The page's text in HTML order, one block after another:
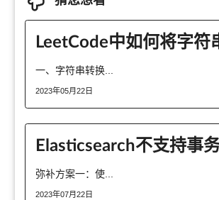
一、字符串转换...
2023年05月22日
弥补方案一：使...
2023年07月22日